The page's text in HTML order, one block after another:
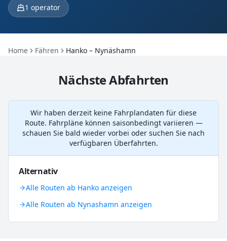
1 operator
Home Fähren Hanko – Nynäshamn
Nächste Abfahrten
Wir haben derzeit keine Fahrplandaten für diese
Route. Fahrpläne können saisonbedingt variieren —
schauen Sie bald wieder vorbei oder suchen Sie nach
verfügbaren Überfahrten.
Alternativ
Alle Routen ab Hanko anzeigen
Alle Routen ab Nynashamn anzeigen